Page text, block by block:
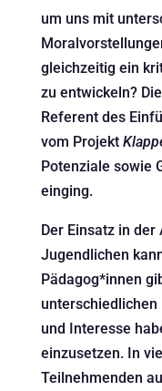
um uns mit
gleichzeitig ein
zu entwickeln?
Referent des
vom Projekt
Potenziale sowie
einging.
Der Einsatz in
Jugendlichen
Pädagog*innen
und Interesse
einzusetzen. In
Teilnehmenden